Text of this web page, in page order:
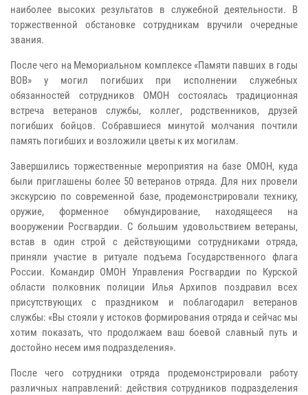
наиболее высоких результатов в служебной деятельности. В
торжественной обстановке сотрудникам вручили очередные
звания.
После чего на Мемориальном комплексе «Памяти павших в годы
ВОВ» у могил погибших при исполнении служебных
обязанностей сотрудников ОМОН состоялась традиционная
встреча ветеранов службы, коллег, родственников, друзей
погибших бойцов. Собравшиеся минутой молчания почтили
память погибших и возложили цветы к их могилам.
Завершились торжественные мероприятия на базе ОМОН, куда
были приглашены более 50 ветеранов отряда. Для них провели
экскурсию по современной базе, продемонстрировали технику,
оружие, форменное обмундирование, находящееся на
вооружении Росгвардии. С большим удовольствием ветераны,
встав в один строй с действующими сотрудниками отряда,
приняли участие в ритуале подъема Государственного флага
России. Командир ОМОН Управления Росгвардии по Курской
области полковник полиции Илья Архипов поздравил всех
присутствующих с праздником и поблагодарил ветеранов
службы: «Вы стояли у истоков формирования отряда и сейчас мы
хотим показать, что продолжаем ваш боевой славный путь и
достойно несем имя подразделения».
После чего сотрудники отряда продемонстрировали работу
различных направлений: действия сотрудников подразделения